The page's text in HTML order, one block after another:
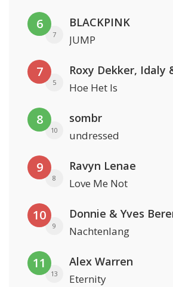
6
7
BLACKPINK
JUMP
7
5
Roxy Dekker, Idaly
Hoe Het Is
8
10
sombr
undressed
9
8
Ravyn Lenae
Love Me Not
10
9
Donnie & Yves
Nachtenlang
11
13
Alex Warren
Eternity